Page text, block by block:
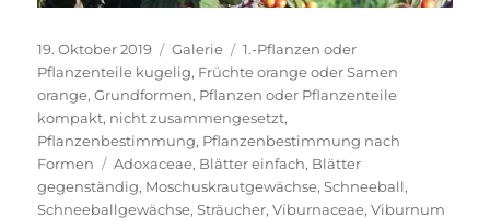
Veröffentlicht
am
19. Oktober 2019 Format
Galerie Kategorien
1.-Pflanzen oder
Pflanzenteile kugelig, Früchte orange oder Samen
orange,Grundformen, Pflanzen oder Pflanzenteile
kompakt, nicht zusammengesetzt,
Pflanzenbestimmung, Pflanzenbestimmung nach
Formen
Schlagwörter
Adoxaceae, Blätter einfach, Blätter
gegenständig, Moschuskrautgewächse,Schneeball,
Schneeballgewächse,Sträucher,Viburnaceae,Viburnum